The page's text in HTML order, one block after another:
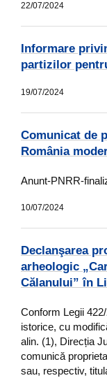
22/07/2024
Informare
partizilor
19/07/2024
Comunicat de
România
Anunt-PNRR-
10/07/2024
Declanşarea
arheologic
Călanului” în
Conform Legii
istorice, cu
alin. (1), Direcția
comunică
sau, respectiv,